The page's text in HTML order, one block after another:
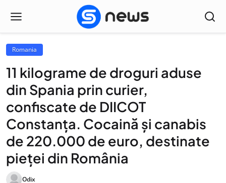
Romania
11 kilograme de droguri aduse
din Spania prin curier,
confiscate de DIICOT
Constanța. Cocaină și canabis
de 220.000 de euro, destinate
pieței din România
Odix